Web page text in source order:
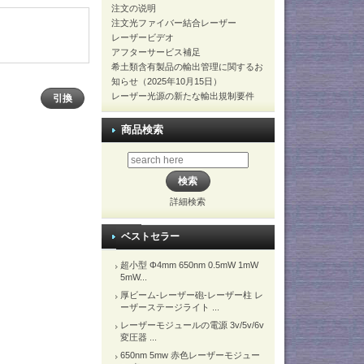
注文の说明
注文光ファイバー結合レーザー
レーザービデオ
アフターサービス補足
希土類含有製品の輸出管理に関するお
知らせ（2025年10月15日）
レーザー光源の新たな輸出規制要件
商品検索
詳細検索
ベストセラー
超小型 Φ4mm 650nm 0.5mW 1mW
5mW...
厚ビーム-レーザー砲-レーザー柱 レ
ーザーステージライト ...
レーザーモジュールの電源 3v/5v/6v
変圧器 ...
650nm 5mw 赤色レーザーモジュー